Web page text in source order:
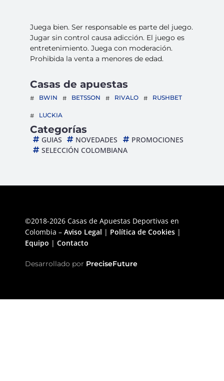
Juega bien. Ser responsable es parte del juego.
Jugar sin control causa adicción. El juego es
entretenimiento. Juega con moderación.
Prohibida la venta a menores de edad.
Casas de apuestas
BWIN BETSSON RIVALO RUSHBET
LUCKIA
Categorías
GUIAS NOVEDADES
PROMOCIONES
SELECCIÓN COLOMBIANA
©2018-2026 Casas de Apuestas Deportivas en
Colombia – Aviso Legal | Política de Cookies |
Equipo | Contacto
Desarrollado por PreciseFuture